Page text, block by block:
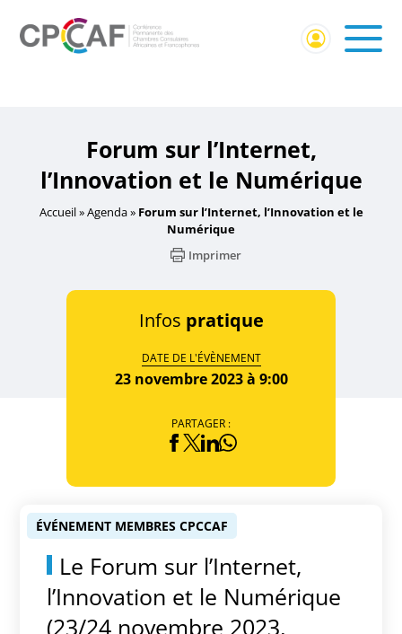
l’Internet, l’Innovation et le Numérique
Forum sur l’Internet,
l’Innovation et le Numérique
Accueil»Agenda» Forum sur l’Internet, l’Innovation et le
Numérique
Imprimer
Infos pratique
DATE DE L'ÉVÈNEMENT
23 novembre 2023 à 9:00
PARTAGER :
Le Forum sur l’Internet,
l’Innovation et le Numérique
(23/24 novembre 2023,
ÉVÉNEMENT MEMBRES CPCCAF